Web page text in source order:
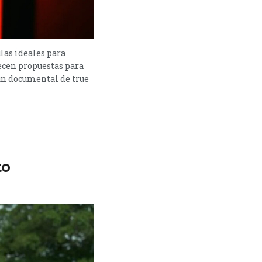
ideales para
propuestas para
documental de true